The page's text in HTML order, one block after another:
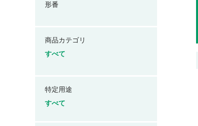
形番
商品カテゴリ
すべて
特定用途
すべて